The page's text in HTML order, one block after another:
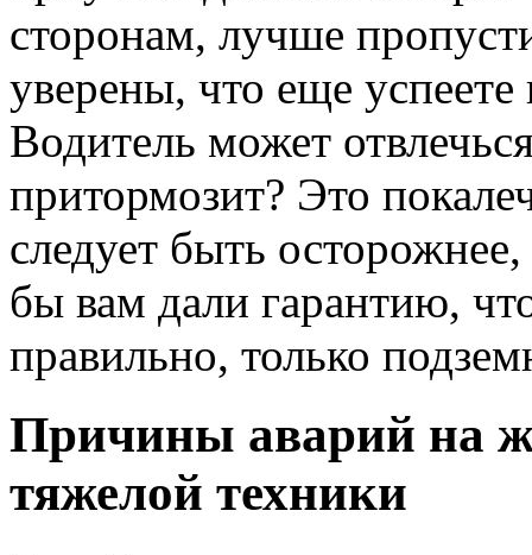
сторонам, лучше
уверены, что еще
Водитель может
притормозит? Это
следует быть
бы вам дали гарантию,
правильно, только
Причины аварий на
тяжелой техники